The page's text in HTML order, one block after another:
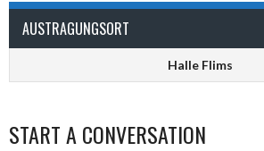
AUSTRAGUNGSORT
Halle Flims
START A CONVERSATION